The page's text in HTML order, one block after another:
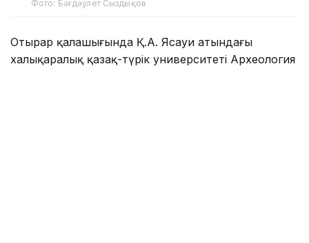
Отырар қалашығында Қ.А. Ясауи атындағы